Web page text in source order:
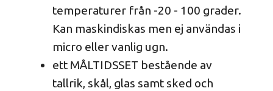
temperaturer från -20 - 100 grader.
Kan maskindiskas men ej användas i
micro eller vanlig ugn.
ett MÅLTIDSSET bestående av
tallrik, skål, glas samt sked och